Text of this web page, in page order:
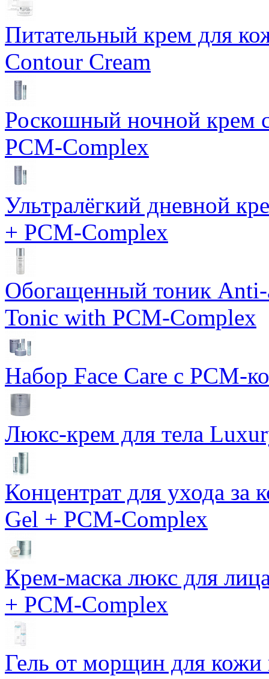
Питательный крем для
Contour Cream
Роскошный ночной крем
PCM-Complex
Ультралёгкий дневной
+ PCM-Complex
Обогащенный тоник Anti-
Tonic with PCM-Complex
Набор Face Care с PCM-
Люкс-крем для тела
Концентрат для ухода за
Gel + PCM-Complex
Крем-маска люкс для
+ PCM-Complex
Гель от морщин для кожи